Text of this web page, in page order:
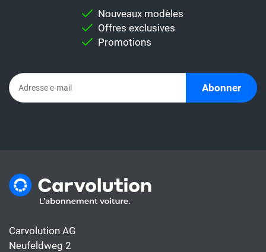
comparaison individuelle.
Important:Ne comparez jamais
abonnement automobile. En effet,
l'abonnement comprend déjà tous les coûts
de la voiture, alors que le taux de leasing ne
Nouveaux modèles
Offres exclusives
Promotions
Abonner
Carvolution AG
Neufeldweg 2